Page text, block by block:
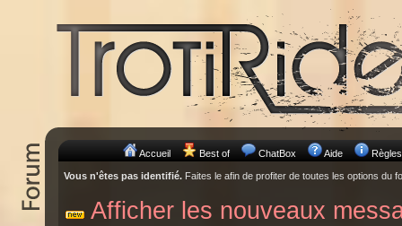
Accueil Best of ChatBox Aide Règles
Vous n'êtes pas identifié. Faites le afin de profiter de toutes les options du
Afficher les nouveaux